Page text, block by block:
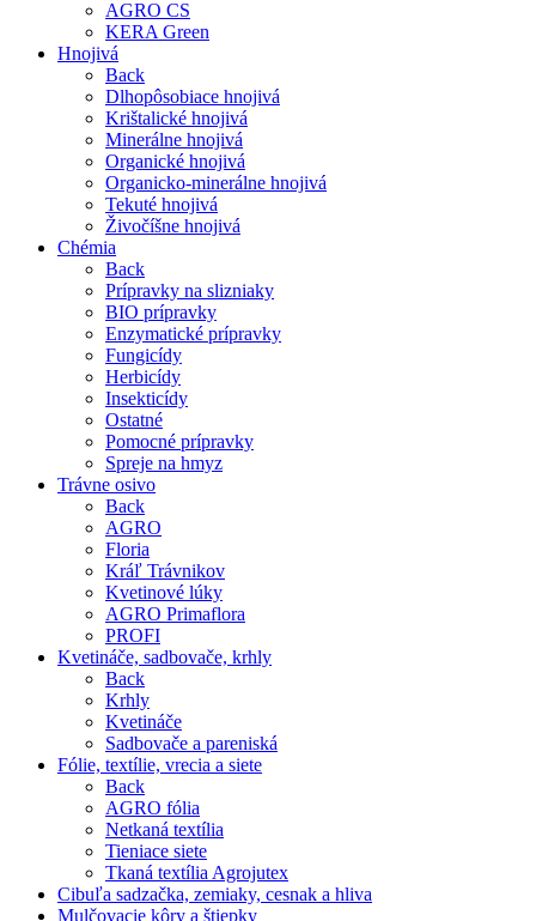
AGRO CS
KERA Green
Hnojivá
Back
Dlhopôsobiace hnojivá
Krištalické hnojivá
Minerálne hnojivá
Organické hnojivá
Organicko-minerálne hnojivá
Tekuté hnojivá
Živočíšne hnojivá
Chémia
Back
Prípravky na slizniaky
BIO prípravky
Enzymatické prípravky
Fungicídy
Herbicídy
Insekticídy
Ostatné
Pomocné prípravky
Spreje na hmyz
Trávne osivo
Back
AGRO
Floria
Kráľ Trávnikov
Kvetinové lúky
AGRO Primaflora
PROFI
Kvetináče, sadbovače, krhly
Back
Krhly
Kvetináče
Sadbovače a pareniská
Fólie, textílie, vrecia a siete
Back
AGRO fólia
Netkaná textília
Tieniace siete
Tkaná textília Agrojutex
Cibuľa sadzačka, zemiaky, cesnak a hliva
Mulčovacie kôry a štiepky